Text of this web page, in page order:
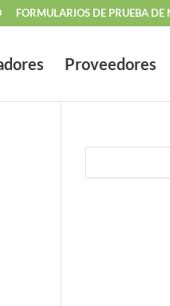
FORMULARIOS DE PRUEBA DE
Proveedores